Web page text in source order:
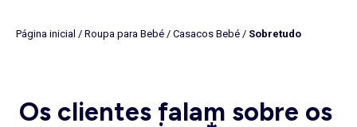
perfeito para pequenos curiosos e cheios de energia. Já oblusão
flexíveis, criando conjuntos fáceis de vestir e adequados
a diferentes momentos.
Página inicial / Roupa para Bebé / Casacos Bebé / Sobretudo
Os clientes falam sobre os